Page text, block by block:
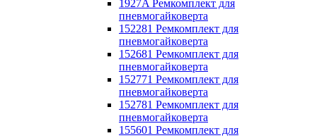
1927A Ремкомплект для
пневмогайковерта
152281 Ремкомплект для
пневмогайковерта
152681 Ремкомплект для
пневмогайковерта
152771 Ремкомплект для
пневмогайковерта
152781 Ремкомплект для
пневмогайковерта
155601 Ремкомплект для